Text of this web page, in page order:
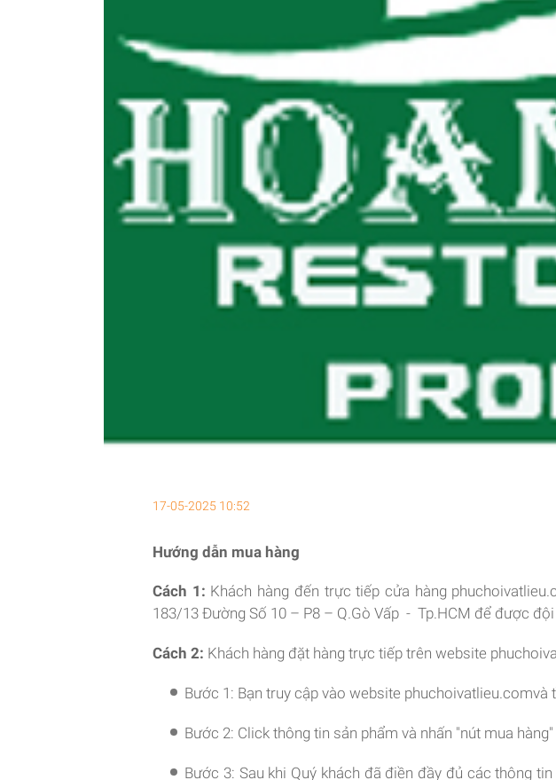
17-05-2025 10:52
Hướng dẫn mua hàng
Cách 1: Khách hàng đến trực tiếp cửa hàng
183/13 Đường Số 10 – P8 – Q.Gò Vấp - Tp.HCM để được
Cách 2: Khách hàng đặt hàng trực tiếp trên website
Bước 1: Bạn truy cập vào website
Bước 2: Click thông tin sản phẩm và nhấn "nút mua
Bước 3: Sau khi Quý khách đã điền đầy đủ các thông